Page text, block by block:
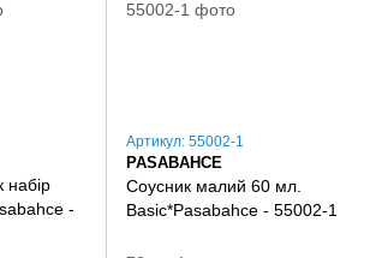
набір
-
Артикул: 55002-1
PASABAHCE
Соусник малий 60 мл.
Basic*Pasabahce - 55002-1